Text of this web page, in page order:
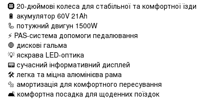
🛞 20-дюймові колеса для стабільної та комфортної їзди
🔋 акумулятор 60V 21Ah
🦾 потужний двигун 1500W
⚡ PAS-система допомоги педалювання
🛑 дискові гальма
💡 яскрава LED-оптика
📟 сучасний інформативний дисплей
🛠 легка та міцна алюмінієва рама
🔩 амортизація для комфортного пересування
🛋 комфортна посадка для щоденних поїздок